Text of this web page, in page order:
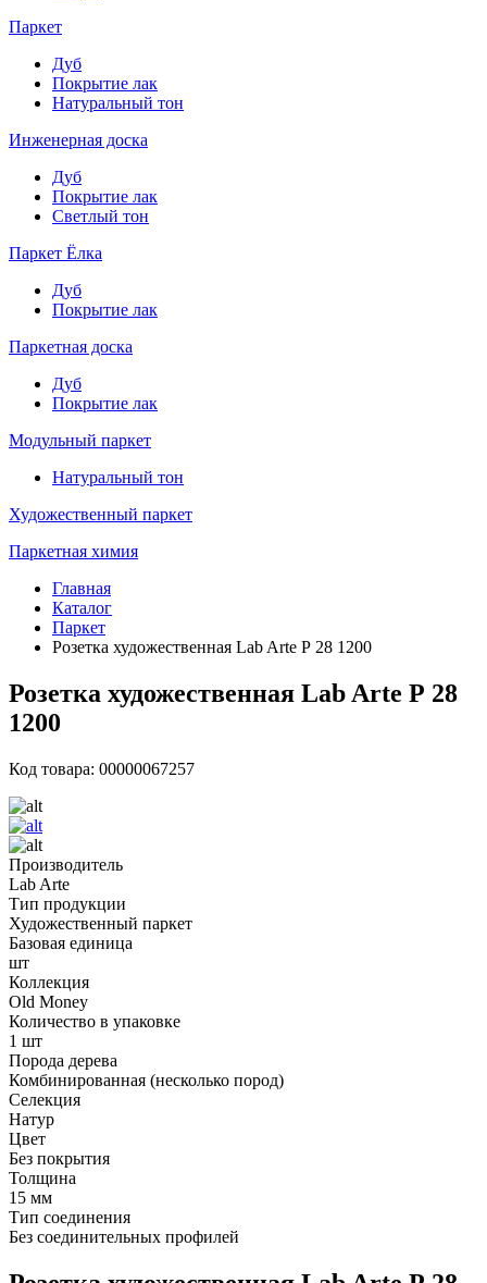
Паркет
Дуб
Покрытие лак
Натуральный тон
Инженерная доска
Дуб
Покрытие лак
Светлый тон
Паркет Ёлка
Дуб
Покрытие лак
Паркетная доска
Дуб
Покрытие лак
Модульный паркет
Натуральный тон
Художественный паркет
Паркетная химия
Главная
Каталог
Паркет
Розетка художественная Lab Arte Р 28 1200
Розетка художественная Lab Arte Р 28
1200
Код товара: 00000067257
Производитель
Lab Arte
Тип продукции
Художественный паркет
Базовая единица
шт
Коллекция
Old Money
Количество в упаковке
1 шт
Порода дерева
Комбинированная (несколько пород)
Селекция
Натур
Цвет
Без покрытия
Толщина
15 мм
Тип соединения
Без соединительных профилей